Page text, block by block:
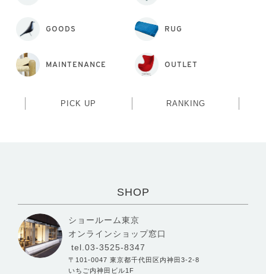
GOODS RUG
MAINTENANCE OUTLET
PICK UP RANKING
SHOP
ショールーム東京
オンラインショップ窓口
tel.03-3525-8347
〒101-0047 東京都千代田区内神田3-2-8
いちご内神田ビル1F